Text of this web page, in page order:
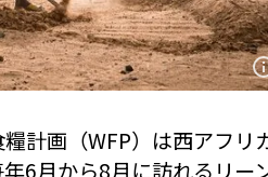
計画（WFP）は西アフリ
6月から8月に訪れるリー